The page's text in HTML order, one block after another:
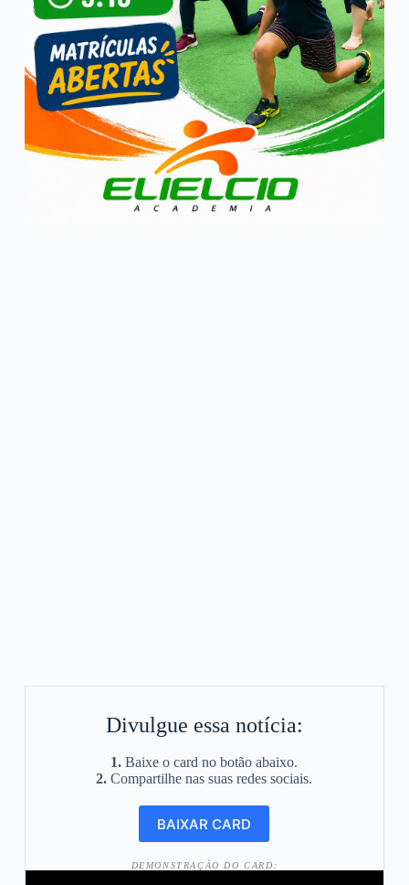
Divulgue essa notícia:
1. Baixe o card no botão abaixo.
2. Compartilhe nas suas redes sociais.
DEMONSTRAÇÃO DO CARD: